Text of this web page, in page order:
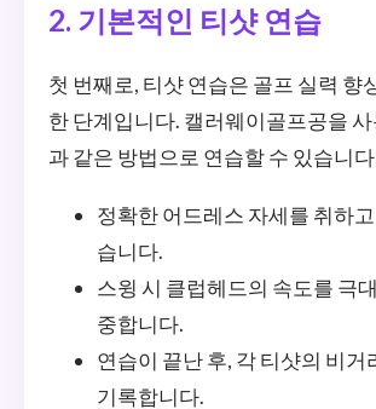
2. 기본적인 티샷 연습
첫 번째로, 티샷 연습은 골프 실력 향
한 단계입니다. 캘러웨이골프공을
과 같은 방법으로 연습할 수 있습니
정확한 어드레스 자세를 취하
습니다.
스윙 시 클럽헤드의 속도를 극
중합니다.
연습이 끝난 후, 각 티샷의 비거
기록합니다.